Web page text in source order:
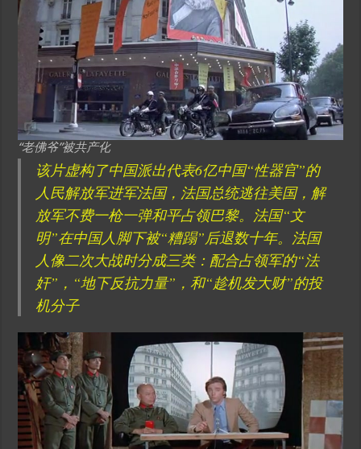
“老佛爷”被共产化
该片虚构了中国派出代表6亿中国“性器官”的
人民解放军进军法国，法国总统逃往美国，解
放军不费一枪一弹和平占领巴黎。法国“文
明”在中国人脚下被“糟蹋”后退数十年。法国
人像二次大战时分成三类：配合占领军的“法
奸”，“地下反抗力量”，和“趁机发大财”的投
机分子